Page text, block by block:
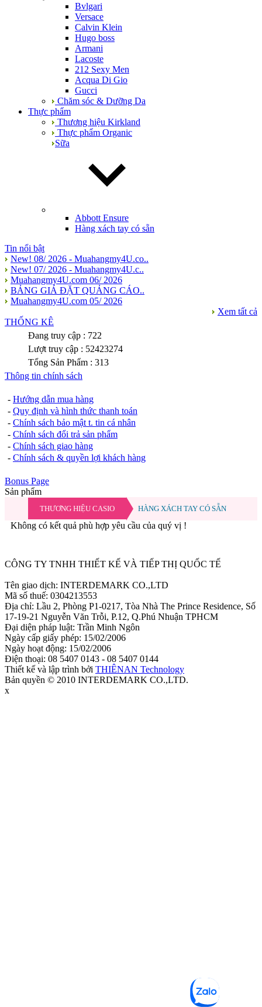
Bvlgari
Versace
Calvin Klein
Hugo boss
Armani
Lacoste
212 Sexy Men
Acqua Di Gio
Gucci
Chăm sóc & Dưỡng Da
Thực phẩm
Thương hiệu Kirkland
Thực phẩm Organic
Sữa
Abbott Ensure
Hàng xách tay có sẵn
Tin nổi bật
New! 08/ 2026 - Muahangmy4U.co..
New! 07/ 2026 - Muahangmy4U.c..
Muahangmy4U.com 06/ 2026
BẢNG GIÁ ĐẶT QUẢNG CÁO..
Muahangmy4U.com 05/ 2026
Xem tất cả
THỐNG KÊ
Đang truy cập : 722
Lượt truy cập : 52423274
Tổng Sản Phẩm : 313
Thông tin chính sách
- Hướng dẫn mua hàng
- Quy định và hình thức thanh toán
- Chính sách bảo mật t. tin cá nhân
- Chính sách đổi trả sản phẩm
- Chính sách giao hàng
- Chính sách & quyền lợi khách hàng
Bonus Page
Sản phẩm
THƯƠNG HIỆU CASIO HÀNG XÁCH TAY CÓ SẴN
Không có kết quả phù hợp yêu cầu của quý vị !
CÔNG TY TNHH THIẾT KẾ VÀ TIẾP THỊ QUỐC TẾ
Tên giao dịch: INTERDEMARK CO.,LTD
Mã số thuế: 0304213553
Địa chỉ: Lầu 2, Phòng P1-0217, Tòa Nhà The Prince Residence, Số
17-19-21 Nguyễn Văn Trỗi, P.12, Q.Phú Nhuận TPHCM
Đại diện pháp luật: Trần Minh Ngôn
Ngày cấp giấy phép: 15/02/2006
Ngày hoạt động: 15/02/2006
Điện thoại: 08 5407 0143 - 08 5407 0144
Thiết kế và lập trình bởi THIÊNAN Technology
Bản quyền © 2010 INTERDEMARK CO.,LTD.
x